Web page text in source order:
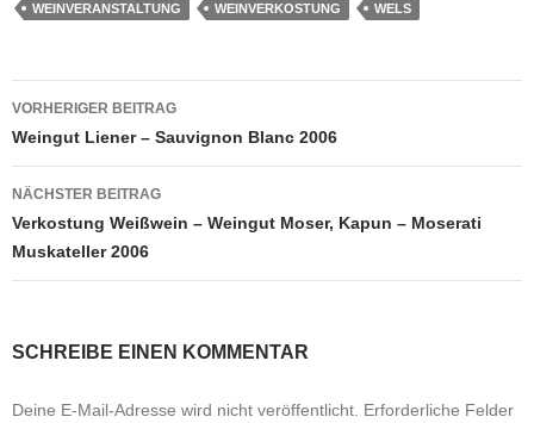
WEINVERANSTALTUNG
WEINVERKOSTUNG WELS
Beitragsnavigation
VORHERIGER BEITRAG
Weingut Liener – Sauvignon Blanc 2006
NÄCHSTER BEITRAG
Verkostung Weißwein – Weingut Moser, Kapun – Moserati
Muskateller 2006
SCHREIBE EINEN KOMMENTAR
Deine E-Mail-Adresse wird nicht veröffentlicht. Erforderliche Felder